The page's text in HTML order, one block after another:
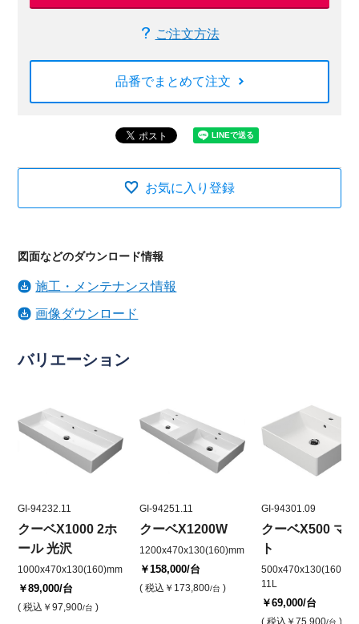
ご注文方法
品番でまとめて注文
お気に入り登録
図面などのダウンロード情報
施工・メンテナンス情報
画像ダウンロード
バリエーション
GI-94232.11
クーベX1000 2ホ
ール 光沢
1000x470x130(160)mm
￥89,000/台
( 税込 ￥97,900/台 )
GI-94251.11
クーベX1200W
1200x470x130(160)mm
￥158,000/台
( 税込 ￥173,800/台 )
GI-94301.09
クーベX500 マッ
ト
11L
￥69,000/台
( 税込 ￥75,900/台 )